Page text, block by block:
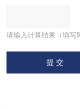
请输入计算结果（填写